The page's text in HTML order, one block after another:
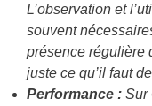
L’observation et
souvent
présence régulière
juste ce qu’il faut
Performance :Sur